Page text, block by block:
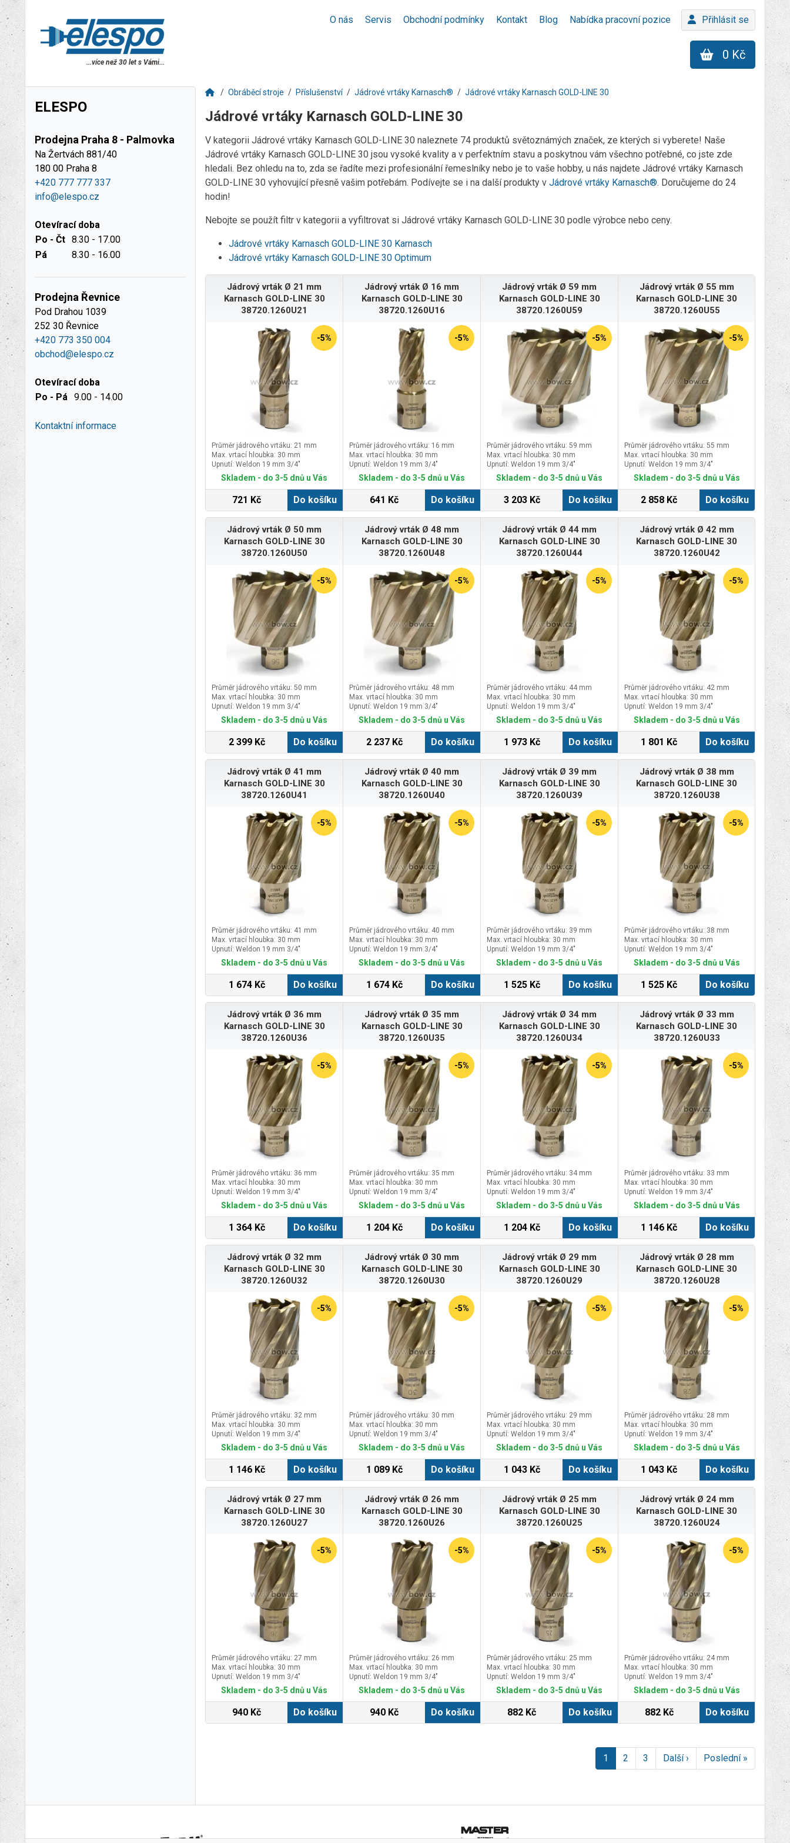
O nás Servis Obchodní podmínky Kontakt Blog Nabídka pracovní pozice Přihlásit se
...více než 30 let s Vámi...
0 Kč
ELESPO
Prodejna Praha 8 - Palmovka
Na Žertvách 881/40
180 00 Praha 8
+420 777 777 337
info@elespo.cz
Otevírací doba
Po - Čt 8.30 - 17.00
Pá
8.30 - 16.00
Prodejna Řevnice
Pod Drahou 1039
252 30 Řevnice
+420 773 350 004
obchod@elespo.cz
Otevírací doba
Po - Pá 9.00 - 14.00
Kontaktní informace
Obráběcí stroje Příslušenství Jádrové vrtáky Karnasch® Jádrové vrtáky Karnasch GOLD-LINE 30
Jádrové vrtáky Karnasch GOLD-LINE 30
V kategorii Jádrové vrtáky Karnasch GOLD-LINE 30 naleznete 74 produktů světoznámých značek, ze kterých si vyberete! Naše
Jádrové vrtáky Karnasch GOLD-LINE 30 jsou vysoké kvality a v perfektním stavu a poskytnou vám všechno potřebné, co jste zde
hledali. Bez ohledu na to, zda se řadíte mezi profesionální řemeslníky nebo je to vaše hobby, u nás najdete Jádrové vrtáky Karnasch
GOLD-LINE 30 vyhovující přesně vašim potřebám. Podívejte se i na další produkty v Jádrové vrtáky Karnasch®. Doručujeme do 24
hodin!
Nebojte se použít filtr v kategorii a vyfiltrovat si Jádrové vrtáky Karnasch GOLD-LINE 30 podle výrobce nebo ceny.
Jádrové vrtáky Karnasch GOLD-LINE 30 Karnasch
Jádrové vrtáky Karnasch GOLD-LINE 30 Optimum
Jádrový vrták Ø 21 mm
Karnasch GOLD-LINE 30
38720.1260U21
-5%
Průměr jádrového vrtáku: 21 mm
Max. vrtací hloubka: 30 mm
Upnutí: Weldon 19 mm 3/4″
Skladem - do 3-5 dnů u Vás
721 Kč Do košíku
Jádrový vrták Ø 16 mm
Karnasch GOLD-LINE 30
38720.1260U16
-5%
Průměr jádrového vrtáku: 16 mm
Max. vrtací hloubka: 30 mm
Upnutí: Weldon 19 mm 3/4″
Skladem - do 3-5 dnů u Vás
641 Kč Do košíku
Jádrový vrták Ø 59 mm
Karnasch GOLD-LINE 30
38720.1260U59
-5%
Průměr jádrového vrtáku: 59 mm
Max. vrtací hloubka: 30 mm
Upnutí: Weldon 19 mm 3/4″
Skladem - do 3-5 dnů u Vás
3 203 Kč Do košíku
Jádrový vrták Ø 55 mm
Karnasch GOLD-LINE 30
38720.1260U55
-5%
Průměr jádrového vrtáku: 55 mm
Max. vrtací hloubka: 30 mm
Upnutí: Weldon 19 mm 3/4″
Skladem - do 3-5 dnů u Vás
2 858 Kč Do košíku
Jádrový vrták Ø 50 mm
Karnasch GOLD-LINE 30
38720.1260U50
-5%
Průměr jádrového vrtáku: 50 mm
Max. vrtací hloubka: 30 mm
Upnutí: Weldon 19 mm 3/4″
Skladem - do 3-5 dnů u Vás
2 399 Kč Do košíku
Jádrový vrták Ø 48 mm
Karnasch GOLD-LINE 30
38720.1260U48
-5%
Průměr jádrového vrtáku: 48 mm
Max. vrtací hloubka: 30 mm
Upnutí: Weldon 19 mm 3/4″
Skladem - do 3-5 dnů u Vás
2 237 Kč Do košíku
Jádrový vrták Ø 44 mm
Karnasch GOLD-LINE 30
38720.1260U44
-5%
Průměr jádrového vrtáku: 44 mm
Max. vrtací hloubka: 30 mm
Upnutí: Weldon 19 mm 3/4″
Skladem - do 3-5 dnů u Vás
1 973 Kč Do košíku
Jádrový vrták Ø 42 mm
Karnasch GOLD-LINE 30
38720.1260U42
-5%
Průměr jádrového vrtáku: 42 mm
Max. vrtací hloubka: 30 mm
Upnutí: Weldon 19 mm 3/4″
Skladem - do 3-5 dnů u Vás
1 801 Kč Do košíku
Jádrový vrták Ø 41 mm
Karnasch GOLD-LINE 30
38720.1260U41
-5%
Průměr jádrového vrtáku: 41 mm
Max. vrtací hloubka: 30 mm
Upnutí: Weldon 19 mm 3/4″
Skladem - do 3-5 dnů u Vás
1 674 Kč Do košíku
Jádrový vrták Ø 40 mm
Karnasch GOLD-LINE 30
38720.1260U40
-5%
Průměr jádrového vrtáku: 40 mm
Max. vrtací hloubka: 30 mm
Upnutí: Weldon 19 mm 3/4″
Skladem - do 3-5 dnů u Vás
1 674 Kč Do košíku
Jádrový vrták Ø 39 mm
Karnasch GOLD-LINE 30
38720.1260U39
-5%
Průměr jádrového vrtáku: 39 mm
Max. vrtací hloubka: 30 mm
Upnutí: Weldon 19 mm 3/4″
Skladem - do 3-5 dnů u Vás
1 525 Kč Do košíku
Jádrový vrták Ø 38 mm
Karnasch GOLD-LINE 30
38720.1260U38
-5%
Průměr jádrového vrtáku: 38 mm
Max. vrtací hloubka: 30 mm
Upnutí: Weldon 19 mm 3/4″
Skladem - do 3-5 dnů u Vás
1 525 Kč Do košíku
Jádrový vrták Ø 36 mm
Karnasch GOLD-LINE 30
38720.1260U36
-5%
Průměr jádrového vrtáku: 36 mm
Max. vrtací hloubka: 30 mm
Upnutí: Weldon 19 mm 3/4″
Skladem - do 3-5 dnů u Vás
1 364 Kč Do košíku
Jádrový vrták Ø 35 mm
Karnasch GOLD-LINE 30
38720.1260U35
-5%
Průměr jádrového vrtáku: 35 mm
Max. vrtací hloubka: 30 mm
Upnutí: Weldon 19 mm 3/4″
Skladem - do 3-5 dnů u Vás
1 204 Kč Do košíku
Jádrový vrták Ø 34 mm
Karnasch GOLD-LINE 30
38720.1260U34
-5%
Průměr jádrového vrtáku: 34 mm
Max. vrtací hloubka: 30 mm
Upnutí: Weldon 19 mm 3/4″
Skladem - do 3-5 dnů u Vás
1 204 Kč Do košíku
Jádrový vrták Ø 33 mm
Karnasch GOLD-LINE 30
38720.1260U33
-5%
Průměr jádrového vrtáku: 33 mm
Max. vrtací hloubka: 30 mm
Upnutí: Weldon 19 mm 3/4″
Skladem - do 3-5 dnů u Vás
1 146 Kč Do košíku
Jádrový vrták Ø 32 mm
Karnasch GOLD-LINE 30
38720.1260U32
-5%
Průměr jádrového vrtáku: 32 mm
Max. vrtací hloubka: 30 mm
Upnutí: Weldon 19 mm 3/4″
Skladem - do 3-5 dnů u Vás
1 146 Kč Do košíku
Jádrový vrták Ø 30 mm
Karnasch GOLD-LINE 30
38720.1260U30
-5%
Průměr jádrového vrtáku: 30 mm
Max. vrtací hloubka: 30 mm
Upnutí: Weldon 19 mm 3/4″
Skladem - do 3-5 dnů u Vás
1 089 Kč Do košíku
Jádrový vrták Ø 29 mm
Karnasch GOLD-LINE 30
38720.1260U29
-5%
Průměr jádrového vrtáku: 29 mm
Max. vrtací hloubka: 30 mm
Upnutí: Weldon 19 mm 3/4″
Skladem - do 3-5 dnů u Vás
1 043 Kč Do košíku
Jádrový vrták Ø 28 mm
Karnasch GOLD-LINE 30
38720.1260U28
-5%
Průměr jádrového vrtáku: 28 mm
Max. vrtací hloubka: 30 mm
Upnutí: Weldon 19 mm 3/4″
Skladem - do 3-5 dnů u Vás
1 043 Kč Do košíku
Jádrový vrták Ø 27 mm
Karnasch GOLD-LINE 30
38720.1260U27
-5%
Průměr jádrového vrtáku: 27 mm
Max. vrtací hloubka: 30 mm
Upnutí: Weldon 19 mm 3/4″
Skladem - do 3-5 dnů u Vás
940 Kč Do košíku
Jádrový vrták Ø 26 mm
Karnasch GOLD-LINE 30
38720.1260U26
-5%
Průměr jádrového vrtáku: 26 mm
Max. vrtací hloubka: 30 mm
Upnutí: Weldon 19 mm 3/4″
Skladem - do 3-5 dnů u Vás
940 Kč Do košíku
Jádrový vrták Ø 25 mm
Karnasch GOLD-LINE 30
38720.1260U25
-5%
Průměr jádrového vrtáku: 25 mm
Max. vrtací hloubka: 30 mm
Upnutí: Weldon 19 mm 3/4″
Skladem - do 3-5 dnů u Vás
882 Kč Do košíku
Jádrový vrták Ø 24 mm
Karnasch GOLD-LINE 30
38720.1260U24
-5%
Průměr jádrového vrtáku: 24 mm
Max. vrtací hloubka: 30 mm
Upnutí: Weldon 19 mm 3/4″
Skladem - do 3-5 dnů u Vás
882 Kč Do košíku
1 2 3 Další › Poslední »